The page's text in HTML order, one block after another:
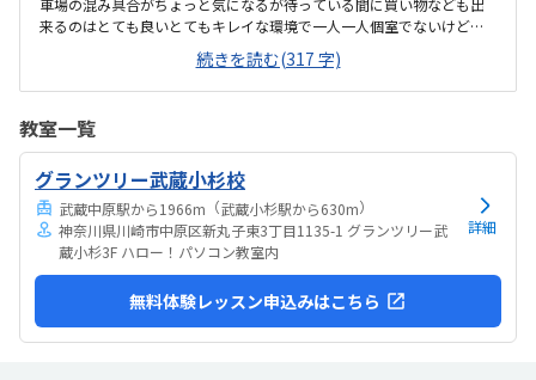
車場の混み具合がちょっと気になるが待っている間に買い物なども出
来るのはとても良いとてもキレイな環境で一人一人個室でないけどパ
ーテーションがあるのも安心だしヘッドホンなども衛生的であった他
のプログラミングと比べて同じくらいのねだんであったが子どもなの
で急な病気などがキャンセルになってしまうのはなかなか辛いところ
ていました！学校でも学校のクラブでもスクラッチやっているので抵
抗もなかった！
続きを読む(317 字)
教室一覧
グランツリー武蔵小杉校
武蔵中原駅から1966m （武蔵小杉駅から630m）
神奈川県川崎市中原区新丸子東3丁目1135-1 グランツリー武
蔵小杉3F ハロー！パソコン教室内
詳細
無料体験レッスン申込みはこちら